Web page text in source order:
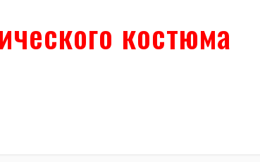
костюма